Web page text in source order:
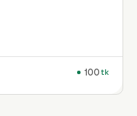
100 tk